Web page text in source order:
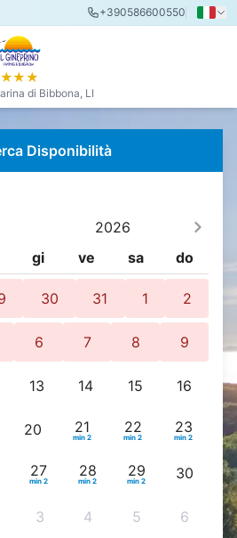
+390586600550
di Bibbona, LI
Disponibilità
2026
gi ve sa do
30 31 1 2
6 7 8 9
13 14 15 16
20 21
min 2
22
min 2
23
min 2
27
min 2
28
min 2
29
min 2 30
3 4 5 6